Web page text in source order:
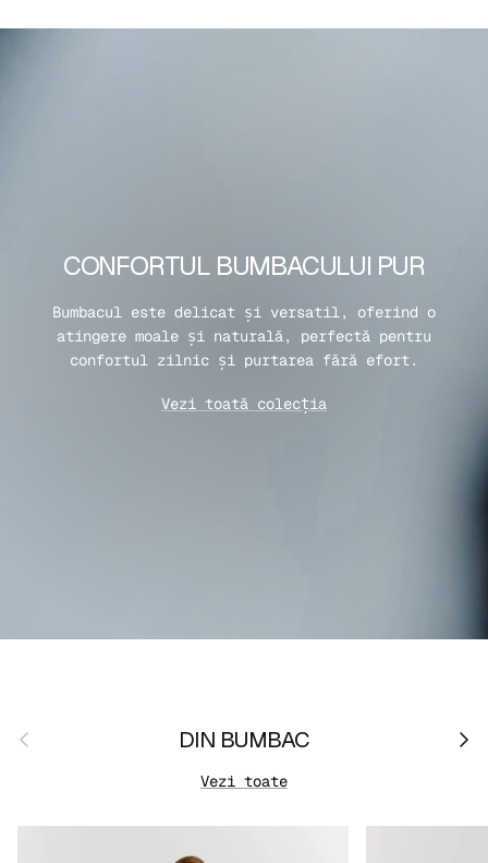
CONFORTUL BUMBACULUI PUR
Bumbacul este delicat și versatil, oferind o
atingere moale și naturală, perfectă pentru
confortul zilnic și purtarea fără efort.
Vezi toată colecția
Anterior DIN BUMBAC
Vezi toate